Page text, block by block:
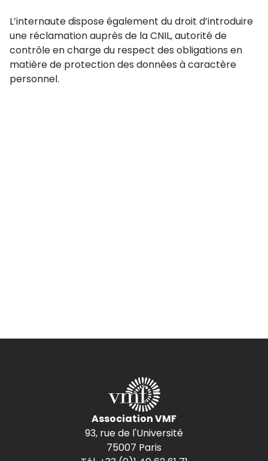
L’internaute dispose également du droit d’introduire
une réclamation auprès de la CNIL, autorité de
contrôle en charge du respect des obligations en
matière de protection des données à caractère
personnel.
Association VMF
93, rue de l'Université
75007 Paris